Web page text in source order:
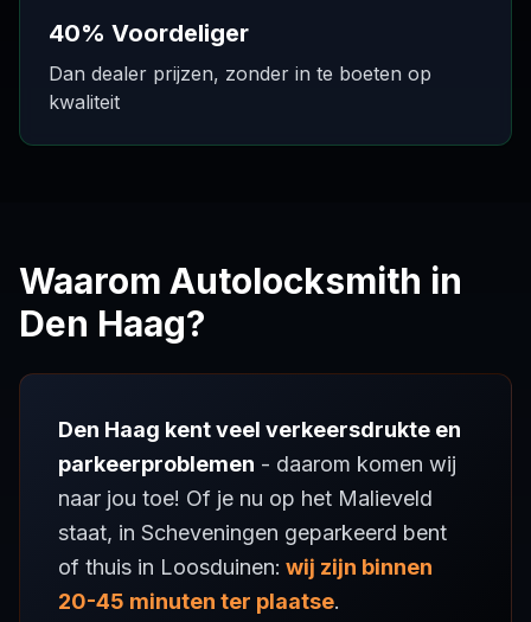
40% Voordeliger
Dan dealer prijzen, zonder in te boeten op
kwaliteit
Waarom Autolocksmith in
Den Haag?
Den Haag kent veel verkeersdrukte en
parkeerproblemen - daarom komen wij
naar jou toe! Of je nu op het Malieveld
staat, in Scheveningen geparkeerd bent
of thuis in Loosduinen: wij zijn binnen
20-45 minuten ter plaatse.